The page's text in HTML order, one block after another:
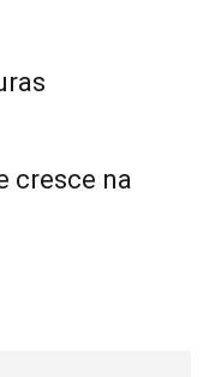
cresce na